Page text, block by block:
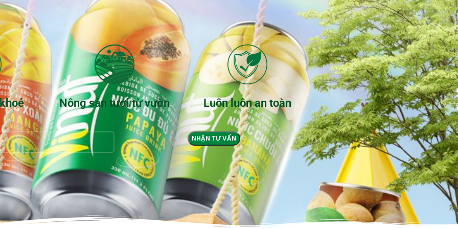
Nông sản tươi từ vườn Luôn luôn an toàn